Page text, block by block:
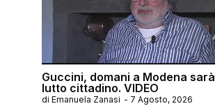
Guccini, domani a Modena sarà
lutto cittadino. VIDEO
di Emanuela Zanasi - 7 Agosto, 2026